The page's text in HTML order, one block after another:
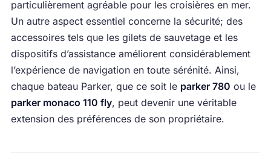
particulièrement agréable pour les croisières en mer.
Un autre aspect essentiel concerne la sécurité; des
accessoires tels que les gilets de sauvetage et les
dispositifs d’assistance améliorent considérablement
l’expérience de navigation en toute sérénité. Ainsi,
chaque bateau Parker, que ce soit le parker 780 ou le
parker monaco 110 fly, peut devenir une véritable
extension des préférences de son propriétaire.